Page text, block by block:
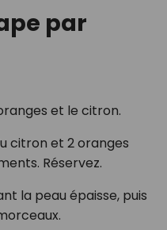
par
et le citron.
citron et 2 oranges
Réservez.
la peau épaisse, puis